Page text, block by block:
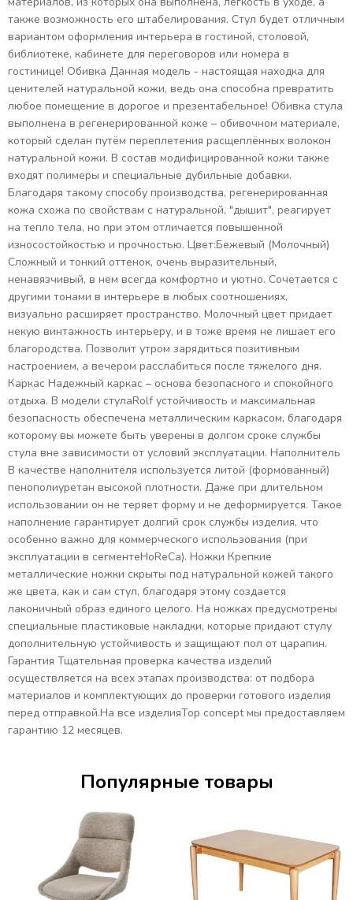
также возможность его штабелирования. Стул будет отличным
вариантом оформления интерьера в гостиной, столовой,
библиотеке, кабинете для переговоров или номера в
гостинице! Обивка Данная модель - настоящая находка для
ценителей натуральной кожи, ведь она способна превратить
любое помещение в дорогое и презентабельное! Обивка стула
выполнена в регенерированной коже – обивочном материале,
который сделан путём переплетения расщеплённых волокон
натуральной кожи. В состав модифицированной кожи также
входят полимеры и специальные дубильные добавки.
Благодаря такому способу производства, регенерированная
кожа схожа по свойствам с натуральной, "дышит", реагирует
на тепло тела, но при этом отличается повышенной
износостойкостью и прочностью. Цвет:Бежевый (Молочный)
Сложный и тонкий оттенок, очень выразительный,
ненавязчивый, в нем всегда комфортно и уютно. Сочетается с
другими тонами в интерьере в любых соотношениях,
визуально расширяет пространство. Молочный цвет придает
некую винтажность интерьеру, и в тоже время не лишает его
благородства. Позволит утром зарядиться позитивным
настроением, а вечером расслабиться после тяжелого дня.
Каркас Надежный каркас – основа безопасного и спокойного
отдыха. В модели стулаRolf устойчивость и максимальная
безопасность обеспечена металлическим каркасом, благодаря
которому вы можете быть уверены в долгом сроке службы
стула вне зависимости от условий эксплуатации. Наполнитель
В качестве наполнителя используется литой (формованный)
пенополиуретан высокой плотности. Даже при длительном
использовании он не теряет форму и не деформируется. Такое
наполнение гарантирует долгий срок службы изделия, что
особенно важно для коммерческого использования (при
эксплуатации в сегментеHоReCa). Ножки Крепкие
металлические ножки скрыты под натуральной кожей такого
же цвета, как и сам стул, благодаря этому создается
лаконичный образ единого целого. На ножках предусмотрены
специальные пластиковые накладки, которые придают стулу
дополнительную устойчивость и защищают пол от царапин.
Гарантия Тщательная проверка качества изделий
осуществляется на всех этапах производства: от подбора
материалов и комплектующих до проверки готового изделия
перед отправкой.На все изделияTop concept мы предоставляем
гарантию 12 месяцев.
Популярные товары